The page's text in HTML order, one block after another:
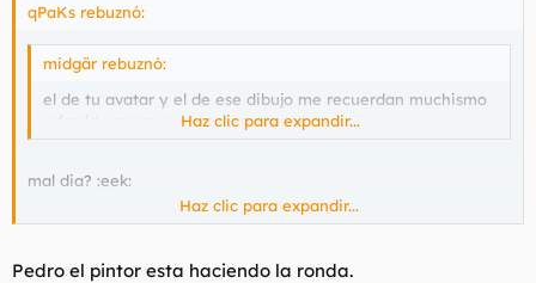
qPaKs rebuznó:
midgär rebuznó:
el de tu avatar y el de ese dibujo me recuerdan muchismo
a freddy mercury :cry: :cry: :cry:
Haz clic para expandir...
mal dia? :eek:
has puesto ---> :cry: en la mayoria de tus posts
Haz clic para expandir...
Pedro el pintor esta haciendo la ronda.